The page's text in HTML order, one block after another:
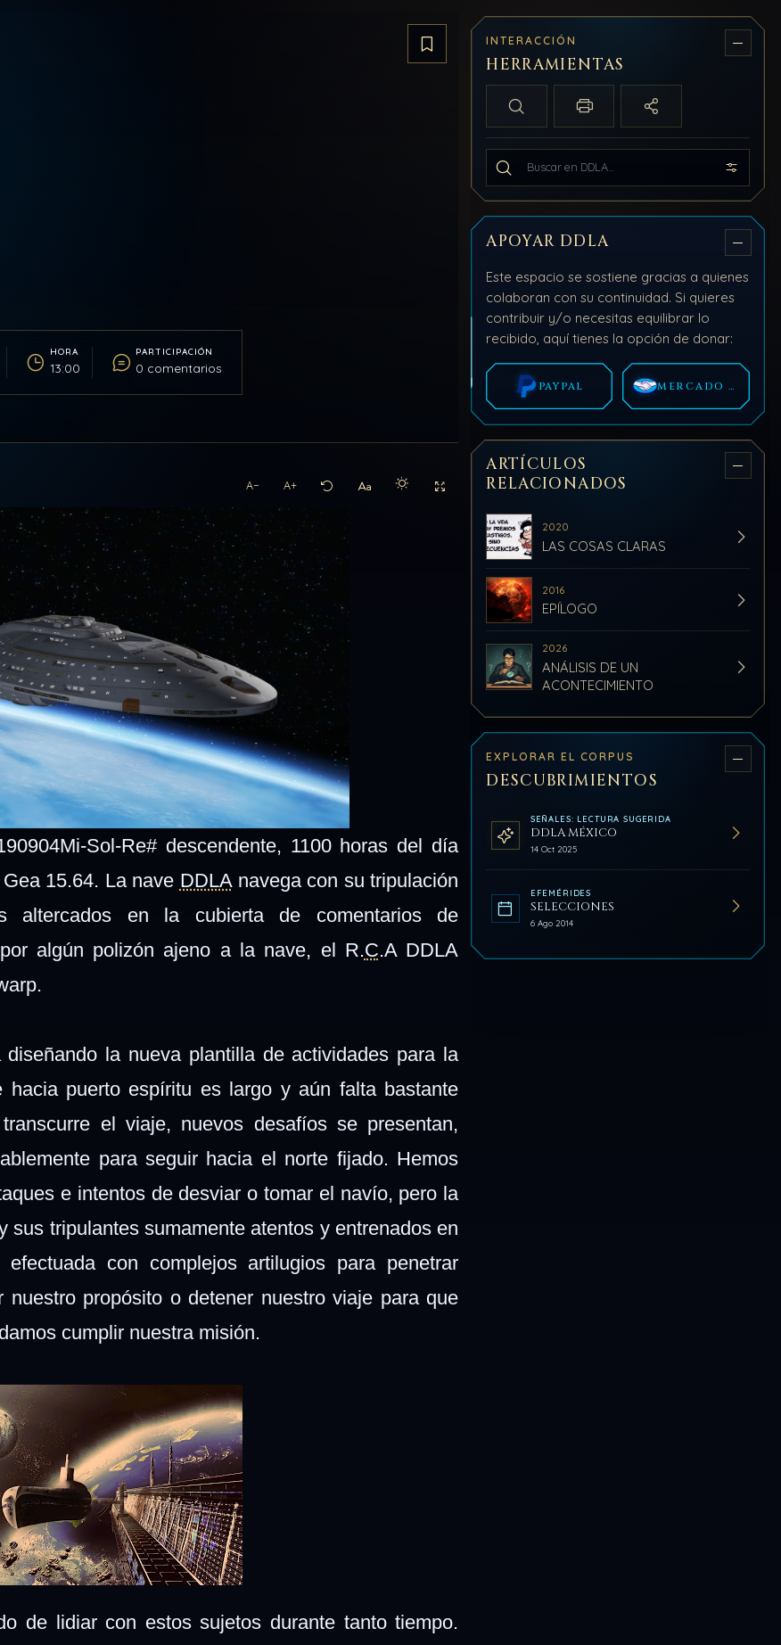
Guardar artículo
HORA
13:00
PARTICIPACIÓN
0 comentarios
A− A+
Activar modo claro de lectura
Sin distracciones
Sol-Re# descendente, 1100 horas del día
15.64. La nave DDLAnavega con su tripulación
altercados en la cubierta de comentarios de
algún polizón ajeno a la nave, el R.C.A DDLA
la nueva plantilla de actividades para la
puerto espíritu es largo y aún falta bastante
el viaje, nuevos desafíos se presentan,
para seguir hacia el norte fijado. Hemos
e intentos de desviar o tomar el navío, pero la
sus tripulantes sumamente atentos y entrenados en
con complejos artilugios para penetrar
nuestro propósito o detener nuestro viaje para que
cumplir nuestra misión.
de lidiar con estos sujetos durante tanto tiempo.
INTERACCIÓN
HERRAMIENTAS
Búsqueda localImprimir / PDFCompartir
Buscar en todo DDLA
APOYAR DDLA
Este espacio se sostiene gracias a quienes
colaboran con su continuidad. Si quieres
contribuir y/o necesitas equilibrar lo
recibido, aquí tienes la opción de donar:
PAYPAL MERCADO PAGO
ARTÍCULOS
RELACIONADOS
2020
LAS COSAS CLARAS
2016
EPÍLOGO
2026
ANÁLISIS DE UN
ACONTECIMIENTO
EXPLORAR EL CORPUS
DESCUBRIMIENTOS
SEÑALES: LECTURA SUGERIDA
DDLA MÉXICO
14 Oct 2025
EFEMÉRIDES
SELECCIONES
6 Ago 2014